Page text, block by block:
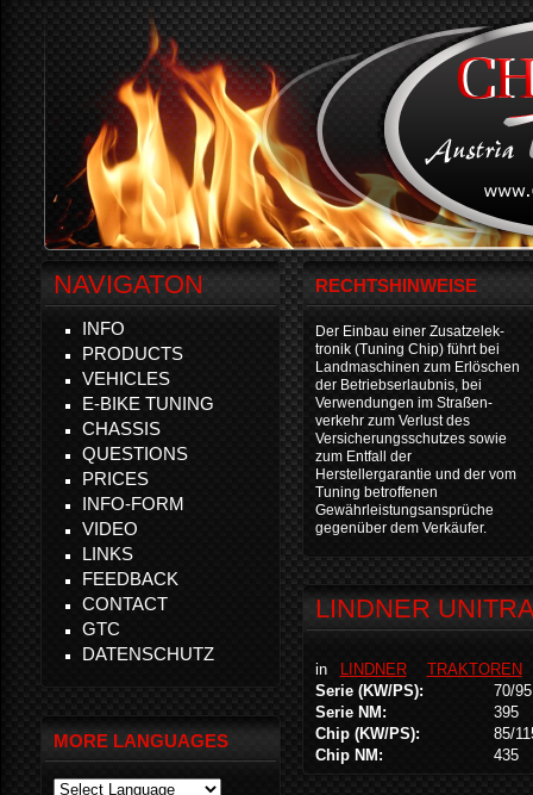
RECHTSHINWEISE
Der Einbau einer Zusatzelek-
tronik (Tuning Chip) führt bei
Landmaschinen zum Erlöschen
der Betriebserlaubnis, bei
Verwendungen im Straßen-
verkehr zum Verlust des
Versicherungsschutzes sowie
zum Entfall der
Herstellergarantie und der vom
Tuning betroffenen
Gewährleistungsansprüche
gegenüber dem Verkäufer.
LINDNER
in LINDNER
TRAKTOREN
Serie (KW/PS):
70/95
Serie NM:
395
Chip (KW/PS):
85/
Chip NM:
435
NAVIGATON
INFO
PRODUCTS
VEHICLES
E-BIKE TUNING
CHASSIS
QUESTIONS
PRICES
INFO-FORM
VIDEO
LINKS
FEEDBACK
CONTACT
GTC
DATENSCHUTZ
MORE LANGUAGES